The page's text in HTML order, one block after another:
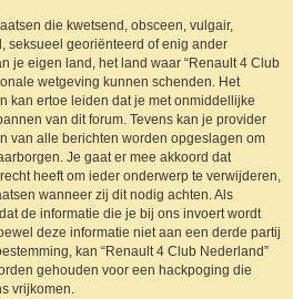
die kwetsend, obsceen, vulgair,
seksueel georiënteerd of enig ander
je eigen land, het land waar “Renault 4 Club
wetgeving kunnen schenden. Het
kan ertoe leiden dat je met onmiddellijke
van dit forum. Tevens kan je provider
van alle berichten worden opgeslagen om
Je gaat er mee akkoord dat
heeft om ieder onderwerp te verwijderen,
wanneer zij dit nodig achten. Als
de informatie die je bij ons invoert wordt
deze informatie niet aan een derde partij
kan “Renault 4 Club Nederland”
gehouden voor een hackpoging die
vrijkomen.